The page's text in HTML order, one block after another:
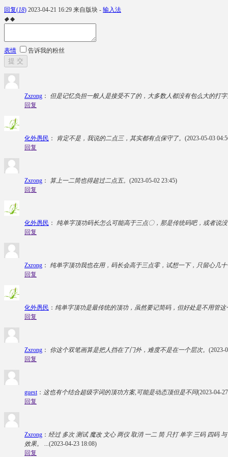
回复(18) 2023-04-21 16:29 来自版块 - 输入法
◆ ◆
表情 告诉我的粉丝
提 交
Zxrong ：
但是记忆负担一般人是接受不了的，大多数人都没有包么大的打
回复
化外愚民 ： 肯定不是，我说的二点三，其实都有点保守了。 (2023-05-03
回复
Zxrong ： 算上一二简也得超过二点五。 (2023-05-02 23:45)
回复
化外愚民 ： 纯单字顶功码长怎么可能高于三点〇，那是传统码吧，或者说
回复
Zxrong ： 纯单字顶功我也在用，码长会高于三点零，试想一下，只留心几
回复
化外愚民 ： 纯单字顶功是最传统的顶功，虽然要记简码，但好处是不用管
回复
Zxrong ： 你这个双笔画算是把人挡在了门外，难度不是在一个层次。 (2023-
回复
guest： 这也有个结合超级字词的顶功方案,可能是动态顶但是不同(2023-04-
回复
Zxrong ： 经过 多次 测试 魔改 文心 两仪 取消 一二 简 只打 单字 三码 四码
效果。 ...(2023-04-23 18:08)
回复